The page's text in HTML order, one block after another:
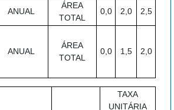
ANUAL
ÁREA
TOTAL
0,0 2,0 2,5
ANUAL
ÁREA
TOTAL
0,0 1,5 2,0
TAXA
UNITÁRIA